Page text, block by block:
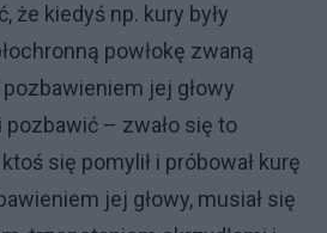
że kiedyś np. kury były
powłokę zwaną
jej głowy
pozbawić – zwało się to
się pomylił i próbował kurę
jej głowy, musiał się